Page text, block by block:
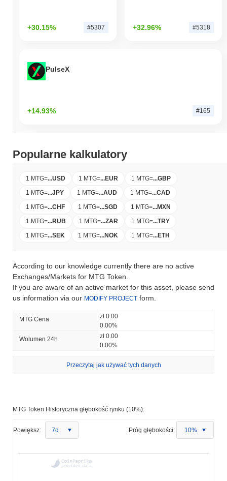
+30.15% #5307 +32.96% #5318
PulseX
+14.93% #165
Popularne kalkulatory
1 MTG=...USD 1 MTG=...EUR 1 MTG=...GBP
1 MTG=...JPY 1 MTG=...AUD 1 MTG=...CAD
1 MTG=...CHF 1 MTG=...SGD 1 MTG=...MXN
1 MTG=...RUB 1 MTG=...ZAR 1 MTG=...TRY
1 MTG=...SEK 1 MTG=...NOK 1 MTG=...ETH
According to our knowledge currently there are no active
Exchanges/Markets for MTG Token.
If you are aware of an active market for this asset, please send
us information via our MODIFY PROJECT form.
MTG Cena
zł 0.00
0.00%
Wolumen 24h
zł 0.00
0.00%
Przeczytaj jak używać tych danych
MTG Token Historyczna głębokość rynku (10%):
Powiększ: 7d Próg głębokości: 10%